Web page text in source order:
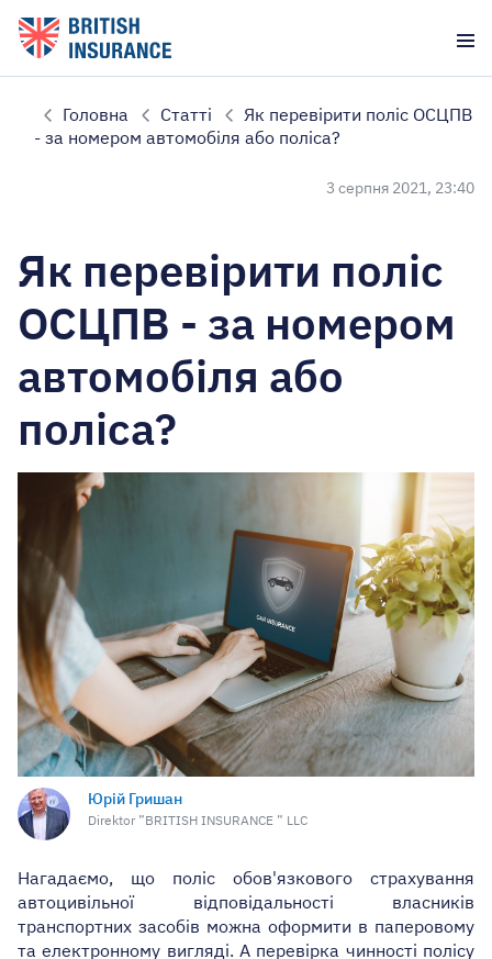
Головна Статті
Як перевірити поліс ОСЦПВ
- за номером автомобіля або поліса?
3 серпня 2021, 23:40
Як перевірити поліс
ОСЦПВ - за номером
автомобіля або
поліса?
Юрій Гришан
Direktor ”BRITISH INSURANCE ” LLC
Нагадаємо, що поліс обов'язкового страхування
автоцивільної відповідальності власників
транспортних засобів можна оформити в паперовому
та електронному вигляді. А перевірка чинності полісу